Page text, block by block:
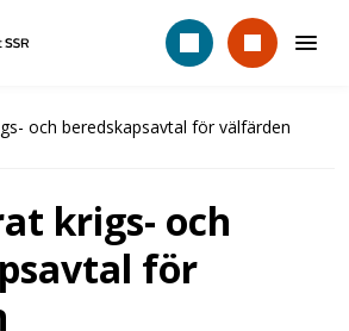
och beredskapsavtal för välfärden
krigs- och
för